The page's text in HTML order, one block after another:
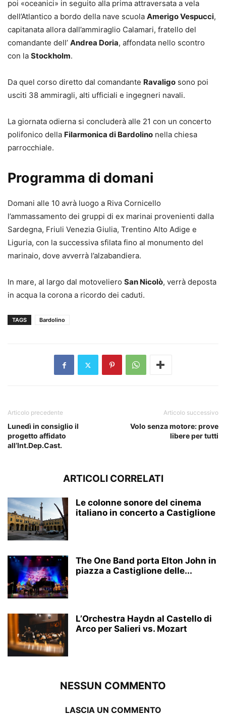
poi «oceanici» in seguito alla prima attraversata a vela
dell’Atlantico a bordo della nave scuola Amerigo Vespucci,
capitanata allora dall’ammiraglio Calamari, fratello del
comandante dell’ Andrea Doria, affondata nello scontro
con la Stockholm.
Da quel corso diretto dal comandante Ravaligo sono poi
usciti 38 ammiragli, alti ufficiali e ingegneri navali.
La giornata odierna si concluderà alle 21 con un concerto
polifonico della Filarmonica di Bardolino nella chiesa
parrocchiale.
Programma di domani
Domani alle 10 avrà luogo a Riva Cornicello
l’ammassamento dei gruppi di ex marinai provenienti dalla
Sardegna, Friuli Venezia Giulia, Trentino Alto Adige e
Liguria, con la successiva sfilata fino al monumento del
marinaio, dove avverrà l’alzabandiera.
In mare, al largo dal motoveliero San Nicolò, verrà deposta
in acqua la corona a ricordo dei caduti.
TAGS Bardolino
Articolo precedente
Lunedì in consiglio il
progetto affidato
all’Int.Dep.Cast.
Articolo successivo
Volo senza motore: prove
libere per tutti
ARTICOLI CORRELATI
Le colonne sonore del cinema
italiano in concerto a Castiglione
The One Band porta Elton John in
piazza a Castiglione delle...
L’Orchestra Haydn al Castello di
Arco per Salieri vs. Mozart
NESSUN COMMENTO
LASCIA UN COMMENTO